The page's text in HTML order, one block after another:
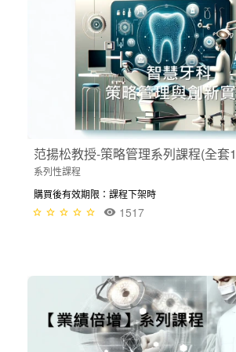
范揚松教授-策略管理系列課程(全套
系列性課程
購買後有效期限：課程下架時
1517